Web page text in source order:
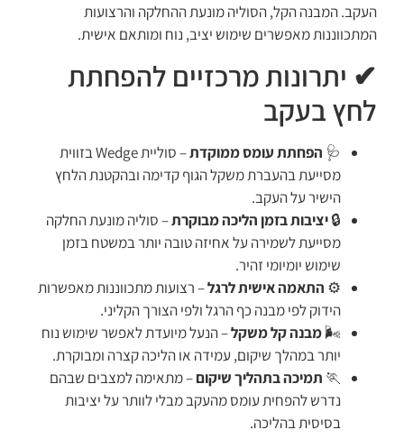
העקב. המבנה הקל, הסוליה מונעת ההחלקה והרצועות
המתכווננות מאפשרים שימוש יציב, נוח ומותאם אישית.
✔ יתרונות מרכזיים להפחתת
לחץ בעקב
🩺 הפחתת עומס ממוקדת
– סוליית Wedge בזווית
מסייעת בהעברת משקל הגוף קדימה ובהקטנת הלחץ
הישיר על העקב.
🔒יציבות בזמן הליכה מבוקרת– סוליה מונעת החלקה
מסייעת לשמירה על אחיזה טובה יותר במשטח בזמן
שימוש יומיומי זהיר.
⚙️ התאמה אישית לרגל– רצועות מתכווננות מאפשרות
הידוק לפי מבנה כף הרגל ולפי הצורך הקליני.
🌬️מבנה קל משקל– הנעל מיועדת לאפשר שימוש נוח
יותר במהלך שיקום, עמידה או הליכה קצרה ומבוקרת.
🏃 תמיכה בתהליך שיקום– מתאימה למצבים שבהם
נדרש להפחית עומס מהעקב מבלי לוותר על יציבות
בסיסית בהליכה.